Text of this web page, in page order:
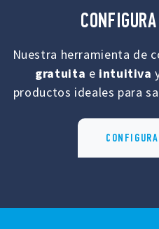
Nuestra herramienta de
gratuita e intuitiva
productos ideales para